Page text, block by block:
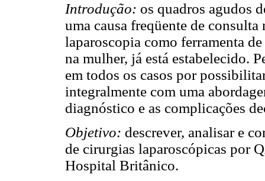
Introdução: os quadros agudos
uma causa freqüente de
laparoscopia como ferramenta
na mulher, já está estabelecido.
em todos os casos por
integralmente com uma
diagnóstico e as complicações
Objetivo: descrever, analisar e
de cirurgias laparoscópicas por
Hospital Britânico.